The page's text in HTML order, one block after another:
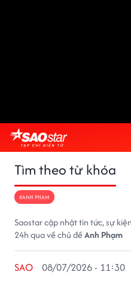
Tìm theo từ khóa
#ANH PHẠM
Saostar cập nhật tin tức, sự
24h qua về chủ đềAnh Phạm
SAO 08/07/2026 - 11:30